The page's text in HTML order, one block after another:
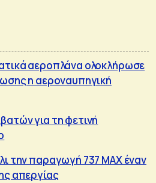
αεροπλάνα ολοκλήρωσε
η αεροναυπηγική
για τη φετινή
την παραγωγή 737 MAX έναν
απεργίας